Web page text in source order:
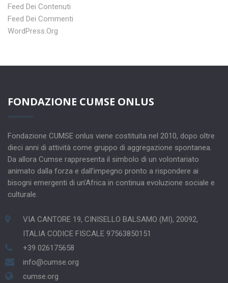
Feed Dei Contenuti
Feed Dei Commenti
WordPress.org
FONDAZIONE CUMSE ONLUS
Fondazione CUMSE onlus viene costituita nel 2010, dopo oltre
dieci anni di attività come gruppo di aggregazione spontanea.
Da allora Cumse rappresenta il simbolo di un volontariato
animato dalla forza e dall’impegno pronto a rispondere ai
bisogni emergenti di un’Africa in continua evoluzione sociale e
culturale.
VIA CANTORE 19, CINISELLO BALSAMO (MI), 20092,
ITALIA CODICE FISCALE 97563850151
+39 026175658
info@cumse.org
cumse.org